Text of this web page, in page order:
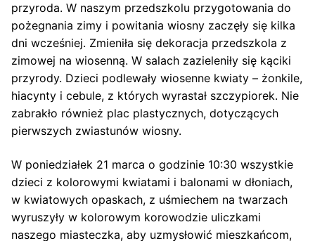
przyroda. W naszym przedszkolu przygotowania do
pożegnania zimy i powitania wiosny zaczęły się kilka
dni wcześniej. Zmieniła się dekoracja przedszkola z
zimowej na wiosenną. W salach zazieleniły się kąciki
przyrody. Dzieci podlewały wiosenne kwiaty – żonkile,
hiacynty i cebule, z których wyrastał szczypiorek. Nie
zabrakło również plac plastycznych, dotyczących
pierwszych zwiastunów wiosny.
W poniedziałek 21 marca o godzinie 10:30 wszystkie
dzieci z kolorowymi kwiatami i balonami w dłoniach,
w kwiatowych opaskach, z uśmiechem na twarzach
wyruszyły w kolorowym korowodzie uliczkami
naszego miasteczka, aby uzmysłowić mieszkańcom,